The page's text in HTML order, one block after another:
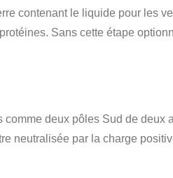
contenant le liquide pour les
Sans cette étape
deux pôles Sud de deux
neutralisée par la charge